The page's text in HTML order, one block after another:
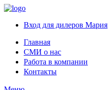
Вход для дилеров Мария
Главная
СМИ о нас
Работа в компании
Контакты